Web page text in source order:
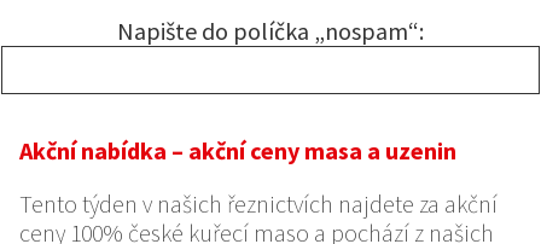
Napište do políčka „nospam“:
Akční nabídka – akční ceny masa a uzenin
Tento týden v našich řeznictvích najdete za akční
ceny 100% české kuřecí maso a pochází z našich